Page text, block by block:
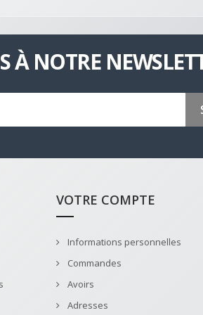
À NOTRE
VOTRE COMPTE
Informations personnelles
Commandes
Avoirs
Adresses